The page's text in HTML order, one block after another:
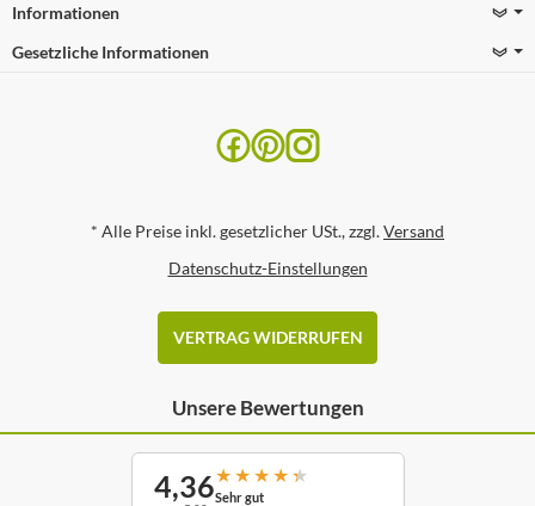
Informationen
Gesetzliche Informationen
* Alle Preise inkl. gesetzlicher USt., zzgl.Versand
Datenschutz-Einstellungen
VERTRAG WIDERRUFEN
Unsere Bewertungen
4,36★ ★ ★ ★ ★
Sehr gut